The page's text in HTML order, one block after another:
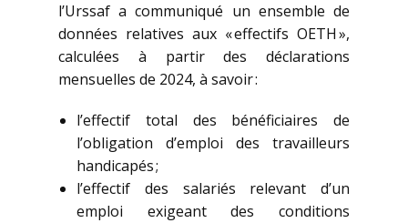
l’Urssaf a communiqué un ensemble de
données relatives aux « effectifs OETH »,
calculées à partir des déclarations
mensuelles de 2024, à savoir :
l’effectif total des bénéficiaires de
l’obligation d’emploi des travailleurs
handicapés ;
l’effectif des salariés relevant d’un
emploi exigeant des conditions